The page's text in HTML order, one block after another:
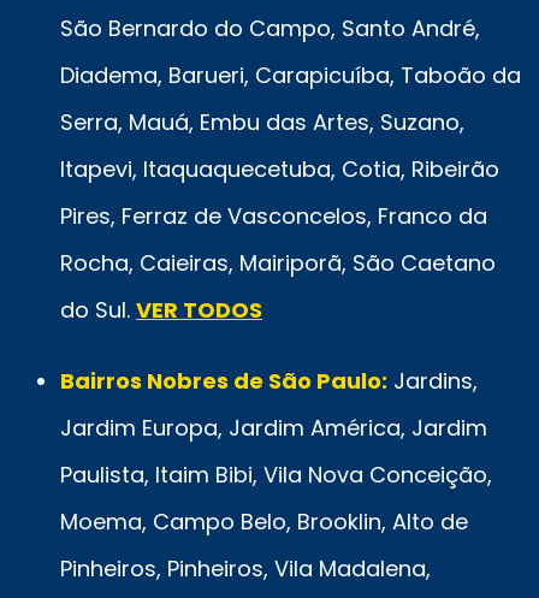
São Bernardo do Campo, Santo André,
Diadema, Barueri, Carapicuíba, Taboão da
Serra, Mauá, Embu das Artes, Suzano,
Itapevi, Itaquaquecetuba, Cotia, Ribeirão
Pires, Ferraz de Vasconcelos, Franco da
Rocha, Caieiras, Mairiporã, São Caetano
do Sul. VER TODOS
Bairros Nobres de São Paulo: Jardins,
Jardim Europa, Jardim América, Jardim
Paulista, Itaim Bibi, Vila Nova Conceição,
Moema, Campo Belo, Brooklin, Alto de
Pinheiros, Pinheiros, Vila Madalena,